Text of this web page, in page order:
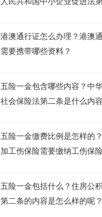
港澳通行证怎么办理？港澳
需要携带哪些资料？
五险一金包含哪些内容？中
社会保险法第二条是什么内
五险一金缴费比例是怎样的
加工伤保险需要缴纳工伤保
五险一金包括什么？住房公
第二条的内容是怎么样的呢？